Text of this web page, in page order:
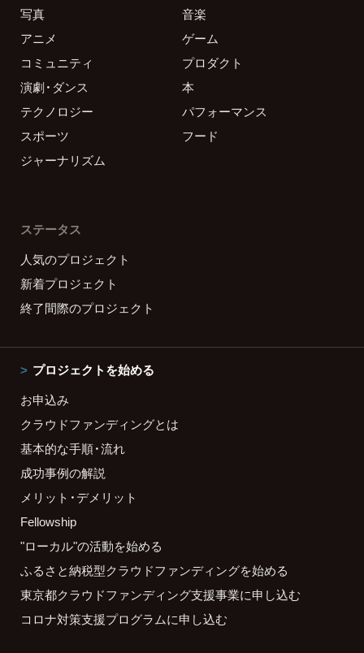
写真
音楽
アニメ
ゲーム
コミュニティ
プロダクト
演劇・ダンス
本
テクノロジー
パフォーマンス
スポーツ
フード
ジャーナリズム
ステータス
人気のプロジェクト
新着プロジェクト
終了間際のプロジェクト
プロジェクトを始める
お申込み
クラウドファンディングとは
基本的な手順・流れ
成功事例の解説
メリット・デメリット
Fellowship
"ローカル"の活動を始める
ふるさと納税型クラウドファンディングを始める
東京都クラウドファンディング支援事業に申し込む
コロナ対策支援プログラムに申し込む